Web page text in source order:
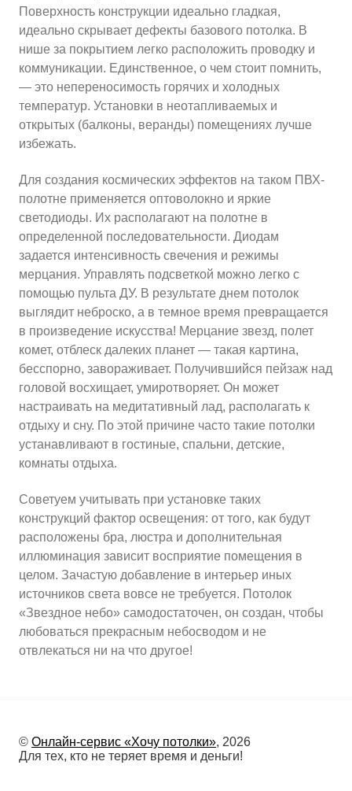
Поверхность конструкции идеально гладкая,
идеально скрывает дефекты базового потолка. В
нише за покрытием легко расположить проводку и
коммуникации. Единственное, о чем стоит помнить,
— это непереносимость горячих и холодных
температур. Установки в неотапливаемых и
открытых (балконы, веранды) помещениях лучше
избежать.
Для создания космических эффектов на таком ПВХ-
полотне применяется оптоволокно и яркие
светодиоды. Их располагают на полотне в
определенной последовательности. Диодам
задается интенсивность свечения и режимы
мерцания. Управлять подсветкой можно легко с
помощью пульта ДУ. В результате днем потолок
выглядит неброско, а в темное время превращается
в произведение искусства! Мерцание звезд, полет
комет, отблеск далеких планет — такая картина,
бесспорно, завораживает. Получившийся пейзаж над
головой восхищает, умиротворяет. Он может
настраивать на медитативный лад, располагать к
отдыху и сну. По этой причине часто такие потолки
устанавливают в гостиные, спальни, детские,
комнаты отдыха.
Советуем учитывать при установке таких
конструкций фактор освещения: от того, как будут
расположены бра, люстра и дополнительная
иллюминация зависит восприятие помещения в
целом. Зачастую добавление в интерьер иных
источников света вовсе не требуется. Потолок
«Звездное небо» самодостаточен, он создан, чтобы
любоваться прекрасным небосводом и не
отвлекаться ни на что другое!
© Онлайн-сервис «Хочу потолки», 2026
Для тех, кто не теряет время и деньги!